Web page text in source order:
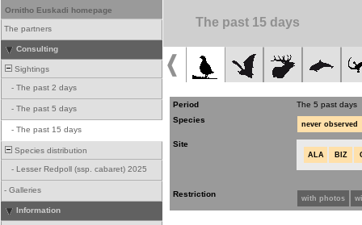
Ornitho Euskadi homepage
The partners
Consulting
Sightings
- The past 2 days
- The past 5 days
- The past 15 days
Species distribution
- Lesser Redpoll (ssp. cabaret) 2025
- Galleries
Information
The past 15 days
Period
The 5 past days
Species
never observed
Site
ALA BIZ
Restriction with photos